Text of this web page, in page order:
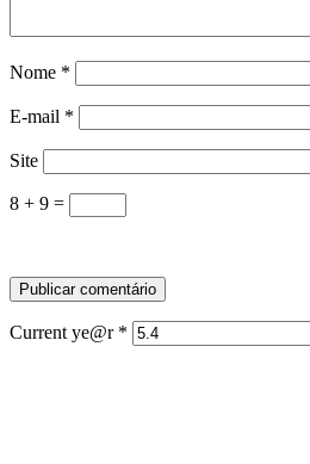
Nome *
E-mail *
Site
8 + 9 =
Current ye@r *